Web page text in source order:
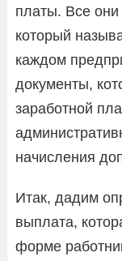
платы. Все
который
каждом
документы,
заработной
начисления
Итак, дадим
выплата,
форме